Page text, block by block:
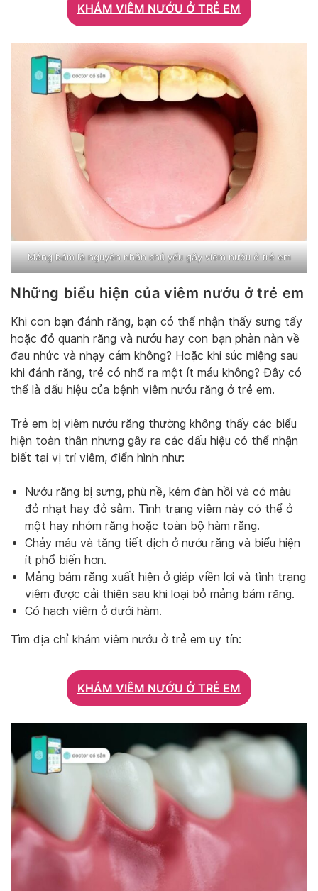
KHÁM VIÊM NƯỚU Ở TRẺ EM
Mảng bám là nguyên nhân chủ yếu gây viêm nướu ở trẻ em
Những biểu hiện của viêm nướu ở trẻ em
Khi con bạn đánh răng, bạn có thể nhận thấy sưng tấy
hoặc đỏ quanh răng và nướu hay con bạn phàn nàn về
đau nhức và nhạy cảm không? Hoặc khi súc miệng sau
khi đánh răng, trẻ có nhổ ra một ít máu không? Đây có
thể là dấu hiệu của bệnh viêm nướu răng ở trẻ em.
Trẻ em bị viêm nướu răng thường không thấy các biểu
hiện toàn thân nhưng gây ra các dấu hiệu có thể nhận
biết tại vị trí viêm, điển hình như:
Nướu răng bị sưng, phù nề, kém đàn hồi và có màu
đỏ nhạt hay đỏ sẫm. Tình trạng viêm này có thể ở
một hay nhóm răng hoặc toàn bộ hàm răng.
Chảy máu và tăng tiết dịch ở nướu răng và biểu hiện
ít phổ biến hơn.
Mảng bám răng xuất hiện ở giáp viền lợi và tình trạng
viêm được cải thiện sau khi loại bỏ mảng bám răng.
Có hạch viêm ở dưới hàm.
Tìm địa chỉ khám viêm nướu ở trẻ em uy tín:
KHÁM VIÊM NƯỚU Ở TRẺ EM